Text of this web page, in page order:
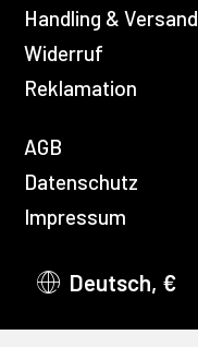
Handling & Versand
Widerruf
Reklamation
AGB
Datenschutz
Impressum
Deutsch, €